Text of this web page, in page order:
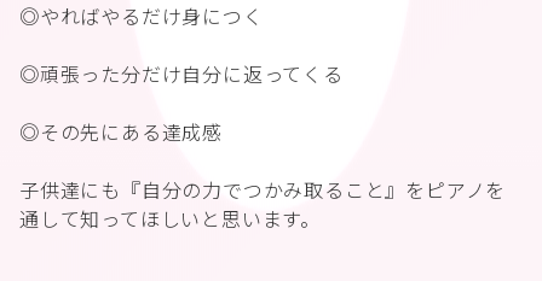
◎やればやるだけ身につく
◎頑張った分だけ自分に返ってくる
◎その先にある達成感
子供達にも『自分の力でつかみ取ること』をピアノを
通して知ってほしいと思います。